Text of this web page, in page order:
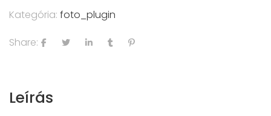
Kategória: foto_plugin
Share:
Leírás